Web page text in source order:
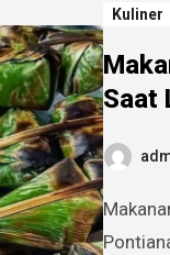
Kuliner
Saat
Makanan khas pontianak yang wajib dicoba saat liburan.